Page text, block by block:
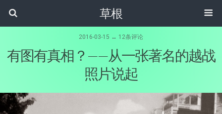
草根
2016-03-15 ↔ 12条评论
有图有真相？——从一张著名的越战
照片说起